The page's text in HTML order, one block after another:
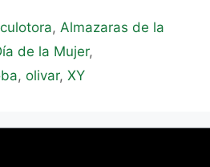
, Almazaras de la
de la Mujer,
, olivar, XY